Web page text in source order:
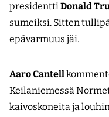
presidenttiDonald
sumeiksi. Sitten
epävarmuus jäi.
Aaro Cantell
Keilaniemessä
kaivoskoneita ja